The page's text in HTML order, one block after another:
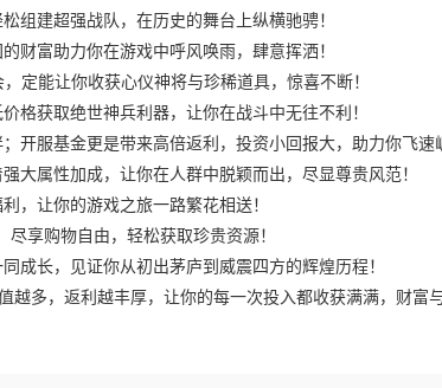
组建超强战队，在历史的舞台上纵横驰骋！
财富助力你在游戏中呼风唤雨，肆意挥洒！
定能让你收获心仪神将与珍稀道具，惊喜不断！
格获取绝世神兵利器，让你在战斗中无往不利！
服基金更是带来高倍返利，投资小回报大，助力你飞速
大属性加成，让你在人群中脱颖而出，尽显尊贵风范！
，让你的游戏之旅一路繁花相送！
享购物自由，轻松获取珍贵资源！
成长，见证你从初出茅庐到威震四方的辉煌历程！
多，返利越丰厚，让你的每一次投入都收获满满，财富